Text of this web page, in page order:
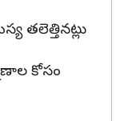
తలెత్తినట్లు
కోసం